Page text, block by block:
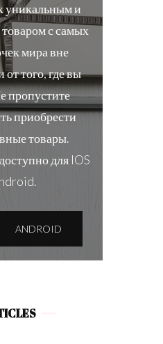
уникальным и
с самых
мира вне
от того, где вы
пропустите
приобрести
товары.
для IOS
ANDROID